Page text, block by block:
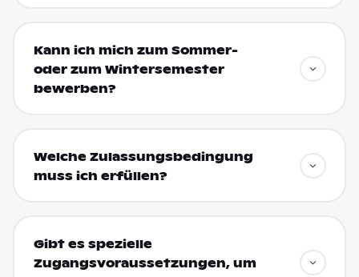
Kann ich mich zum Sommer-
oder zum Wintersemester
bewerben?
Welche Zulassungsbedingung
muss ich erfüllen?
Gibt es spezielle
Zugangsvoraussetzungen, um